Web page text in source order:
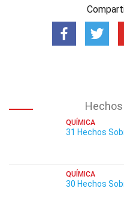
QUÍMICA
31 Hechos
QUÍMICA
30 Hechos